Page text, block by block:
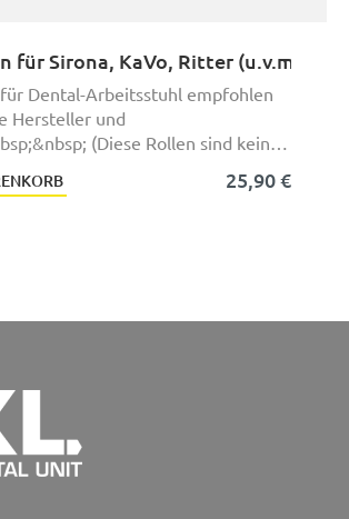
Stuhlrollen für
Dental-Arbeitsstuhl empfohlen
Hersteller und
(Diese Rollen sind keine
25,90 €